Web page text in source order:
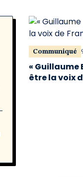
Communiqué
« Guillaume
être la voix